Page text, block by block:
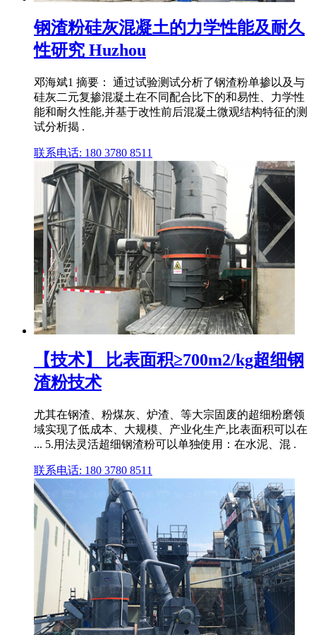
钢渣粉硅灰混凝土的力学性能及耐久
性研究 Huzhou
邓海斌1 摘要： 通过试验测试分析了钢渣粉单掺以及与
硅灰二元复掺混凝土在不同配合比下的和易性、力学性
能和耐久性能,并基于改性前后混凝土微观结构特征的测
试分析揭 .
联系电话: 180 3780 8511
【技术】 比表面积≥700m2/kg超细钢
渣粉技术
尤其在钢渣、粉煤灰、炉渣、等大宗固废的超细粉磨领
域实现了低成本、大规模、产业化生产,比表面积可以在
... 5.用法灵活超细钢渣粉可以单独使用：在水泥、混 .
联系电话: 180 3780 8511